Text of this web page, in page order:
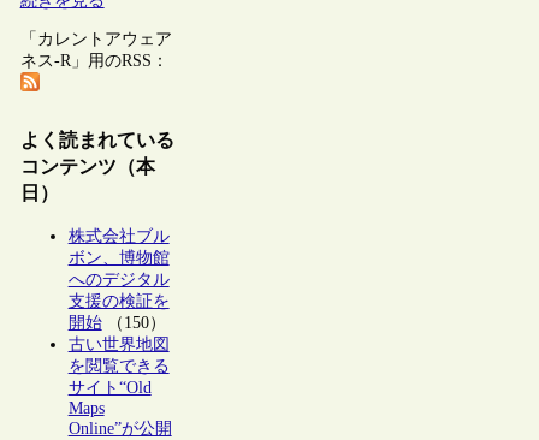
「カレントアウェア
ネス-R」用のRSS：
よく読まれている
コンテンツ（本
日）
株式会社ブル
ボン、博物館
へのデジタル
支援の検証を
開始（150）
古い世界地図
を閲覧できる
サイト“Old
Maps
Online”が公開